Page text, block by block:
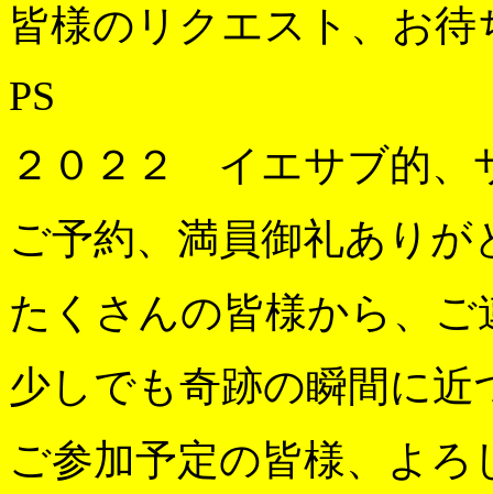
皆様のリクエスト、お
PS
２０２２ イエサブ的、
ご予約、満員御礼あり
たくさんの皆様から、
少しでも奇跡の瞬間に
ご参加予定の皆様、よ